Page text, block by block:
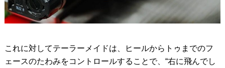
これに対してテーラーメイドは、ヒールからトゥまでのフ
ェースのたわみをコントロールすることで、“右に飛んでし